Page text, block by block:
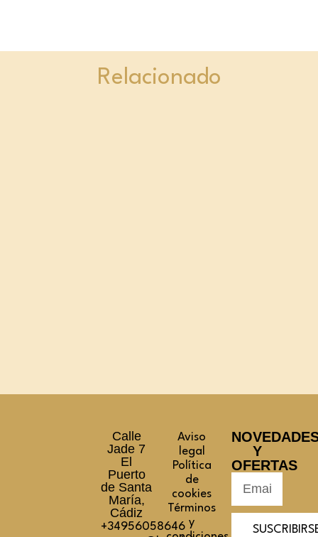
Relacionado
Calle
Jade 7
El
Puerto
de Santa
María,
Cádiz
+34956058646
Aviso
legal
Política
de
cookies
Términos
y
Y
OFERTAS